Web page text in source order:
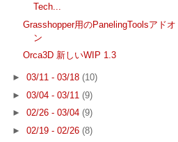
Tech...
Grasshopper用のPanelingToolsアドオ
ン
Orca3D 新しいWIP 1.3
► 03/11 - 03/18 (10)
► 03/04 - 03/11 (9)
► 02/26 - 03/04 (9)
► 02/19 - 02/26 (8)